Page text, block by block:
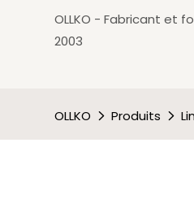
OLLKO - Fabricant et
2003
OLLKO Produits